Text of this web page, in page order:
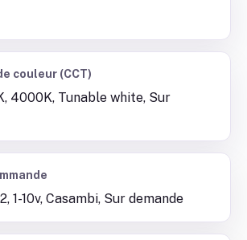
couleur (CCT)
4000K, Tunable white, Sur
1-10v, Casambi, Sur demande